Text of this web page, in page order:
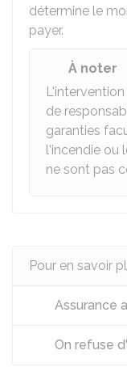
détermine le
payer.
À noter
de
garanties
l'incendie ou
ne sont pas
Pour en savoir
Assurance
On refuse